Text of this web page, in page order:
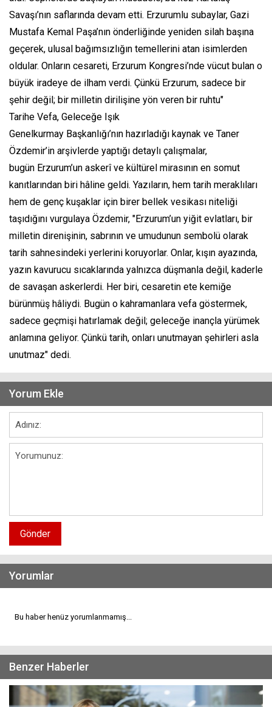
Savaşı’nın saflarında devam etti. Erzurumlu subaylar, Gazi
Mustafa Kemal Paşa’nın önderliğinde yeniden silah başına
geçerek, ulusal bağımsızlığın temellerini atan isimlerden
oldular. Onların cesareti, Erzurum Kongresi’nde vücut bulan o
büyük iradeye de ilham verdi. Çünkü Erzurum, sadece bir
şehir değil; bir milletin dirilişine yön veren bir ruhtu"
Tarihe Vefa, Geleceğe Işık
Genelkurmay Başkanlığı’nın hazırladığı kaynak ve Taner
Özdemir’in arşivlerde yaptığı detaylı çalışmalar,
bugün Erzurum’un askerî ve kültürel mirasının en somut
kanıtlarından biri hâline geldi. Yazıların, hem tarih meraklıları
hem de genç kuşaklar için birer bellek vesikası niteliği
taşıdığını vurgulaya Özdemir, "Erzurum’un yiğit evlatları, bir
milletin direnişinin, sabrının ve umudunun sembolü olarak
tarih sahnesindeki yerlerini koruyorlar. Onlar, kışın ayazında,
yazın kavurucu sıcaklarında yalnızca düşmanla değil, kaderle
de savaşan askerlerdi. Her biri, cesaretin ete kemiğe
bürünmüş hâliydi. Bugün o kahramanlara vefa göstermek,
sadece geçmişi hatırlamak değil; geleceğe inançla yürümek
anlamına geliyor. Çünkü tarih, onları unutmayan şehirleri asla
unutmaz" dedi.
Yorum Ekle
Gönder
Yorumlar
Bu haber henüz yorumlanmamış...
Benzer Haberler